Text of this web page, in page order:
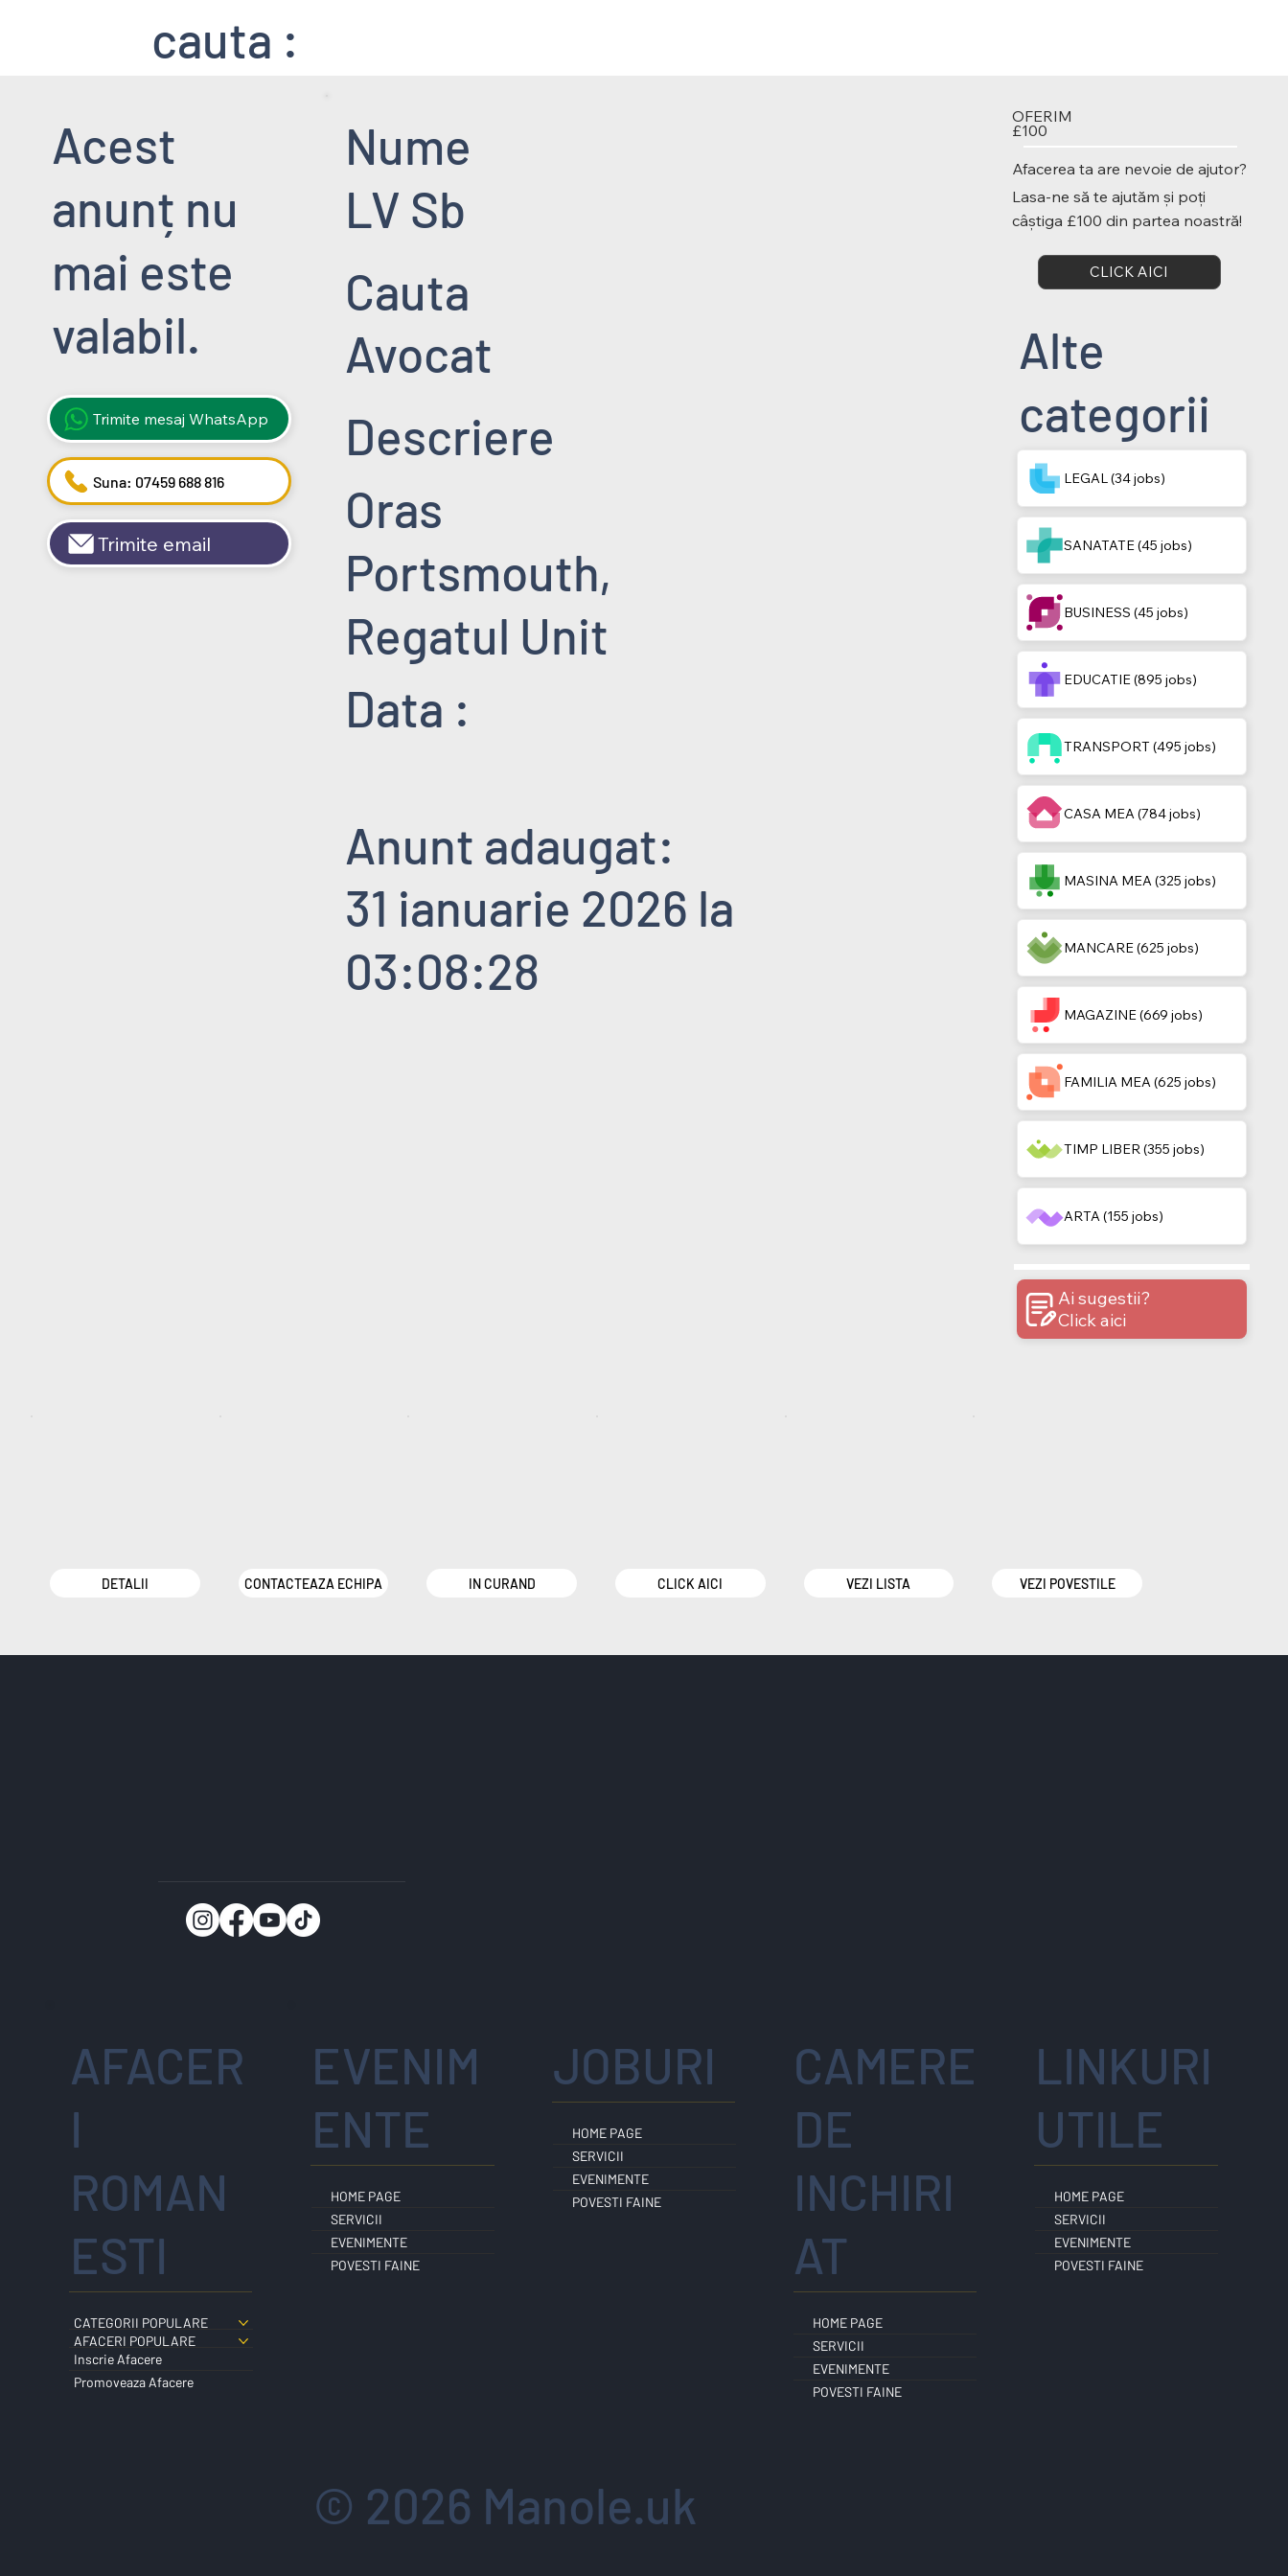
cauta :
Nume
LV Sb
Cauta
Avocat
Descriere
Oras
Portsmouth,
Regatul Unit
Data :
Anunt adaugat:
31 ianuarie 2026 la
03:08:28
OFERIM
£100
Afacerea ta are nevoie de ajutor?
Lasa-ne să te ajutăm și poți
câștiga £100 din partea noastră!
CLICK AICI
Alte
categorii
LEGAL (34 jobs)
SANATATE (45 jobs)
BUSINESS (45 jobs)
EDUCATIE (895 jobs)
TRANSPORT (495 jobs)
CASA MEA (784 jobs)
MASINA MEA (325 jobs)
MANCARE (625 jobs)
MAGAZINE (669 jobs)
FAMILIA MEA (625 jobs)
TIMP LIBER (355 jobs)
ARTA (155 jobs)
Ai sugestii?
Click aici
Acest
anunț nu
mai este
valabil.
Suna: 07459 688 816
Trimite email
DETALII CONTACTEAZA ECHIPA IN CURAND CLICK AICI VEZI LISTA VEZI POVESTILE
AFACER
I
ROMAN
ESTI
CATEGORII POPULARE
AFACERI POPULARE
Inscrie Afacere
Promoveaza Afacere
EVENIM
ENTE
HOME PAGE
SERVICII
EVENIMENTE
POVESTI FAINE
JOBURI
HOME PAGE
SERVICII
EVENIMENTE
POVESTI FAINE
CAMERE
DE
INCHIRI
AT
HOME PAGE
SERVICII
EVENIMENTE
POVESTI FAINE
LINKURI
UTILE
HOME PAGE
SERVICII
EVENIMENTE
POVESTI FAINE
© 2026 Manole.uk